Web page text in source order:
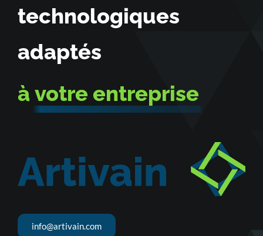
technologiques
adaptés
à votre entreprise
info@artivain.com